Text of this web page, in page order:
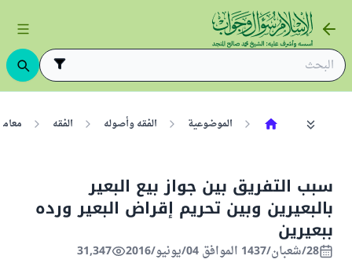
الموضوعية الفقه وأصوله الفقه
سبب التفريق بين جواز بيع البعير
بالبعيرين وبين تحريم إقراض البعير ورده
ببعيرين
28/شعبان/1437 الموافق 04/يونيو/2016 31,347